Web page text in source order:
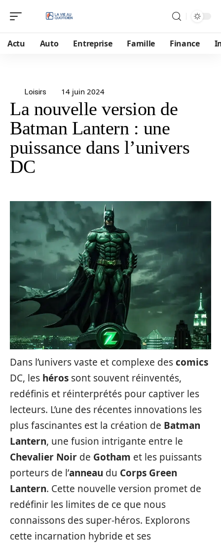
Actu Auto Entreprise Famille Finance
Loisirs 14 juin 2024
La nouvelle version de
Batman Lantern : une
puissance dans l’univers
DC
Dans l’univers vaste et complexe descomics
DC, les héros sont souvent réinventés,
redéfinis et réinterprétés pour captiver les
lecteurs. L’une des récentes innovations les
plus fascinantes est la création de Batman
Lantern, une fusion intrigante entre le
Chevalier Noir de Gotham et les puissants
porteurs de l’anneau du Corps Green
Lantern. Cette nouvelle version promet de
redéfinir les limites de ce que nous
connaissons des super-héros. Explorons
cette incarnation hybride et ses